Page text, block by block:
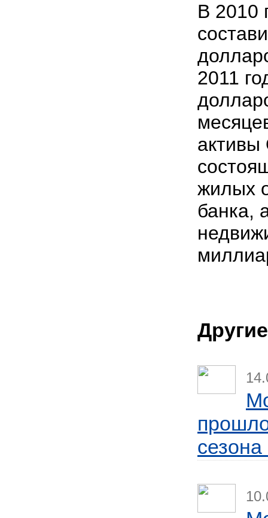
В 2010
2011
жилых
банка,